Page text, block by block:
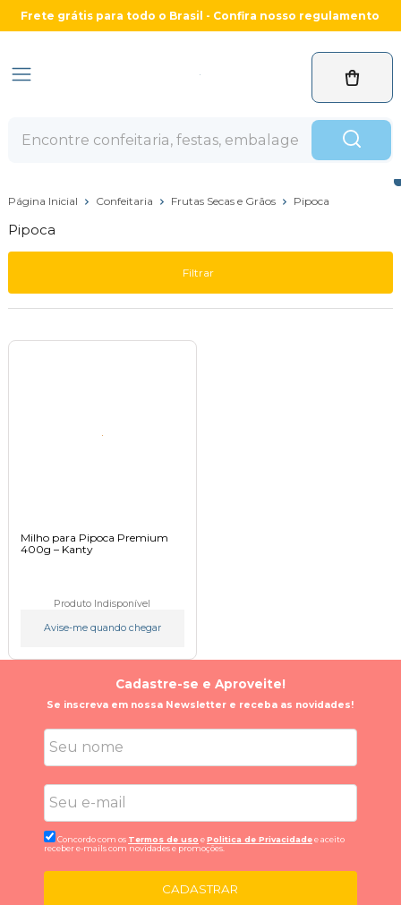
Frete grátis para todo o Brasil - Confira nosso regulamento
Página Inicial Confeitaria Frutas Secas e Grãos Pipoca
Pipoca
Filtrar
Milho para Pipoca Premium
400g – Kanty
Produto Indisponível
Avise-me quando chegar
Cadastre-se e Aproveite!
Se inscreva em nossa Newsletter e receba as novidades!
Concordo com os Termos de uso ePolitica de Privacidadee aceito
receber e-mails com novidades e promoções.
CADASTRAR